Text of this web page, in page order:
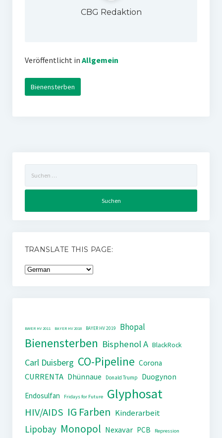
CBG Redaktion
Veröffentlicht in Allgemein
Bienensterben
nach:
TRANSLATE THIS PAGE:
BAYER HV 2011 BAYER HV 2018 BAYER HV 2019 Bhopal
Bienensterben Bisphenol A BlackRock
Carl Duisberg CO-Pipeline Corona
CURRENTA Dhünnaue Donald Trump
Duogynon
Endosulfan
Fridays for Future Glyphosat
HIV/AIDS IG Farben Kinderarbeit
Lipobay Monopol Nexavar PCB Repression